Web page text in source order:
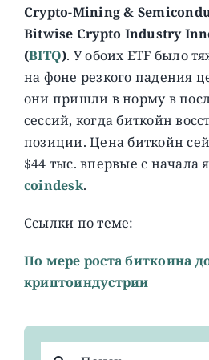
Crypto-Mining &
Bitwise Crypto Industry
(BITQ). У обоих ETF было
на фоне резкого падения
они пришли в норму в
сессий, когда биткойн
позиции. Цена биткойн
$44 тыс. впервые с начала
coindesk.
Ссылки по теме:
По мере роста биткоина
криптоиндустрии